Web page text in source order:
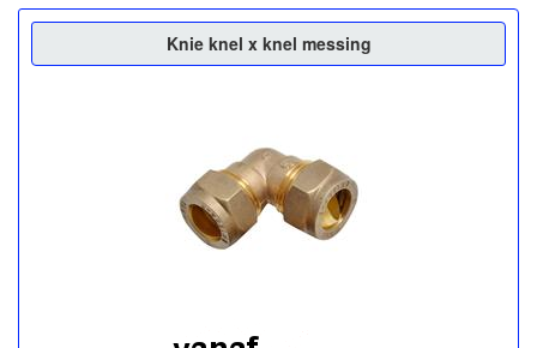
Knie knel x knel messing